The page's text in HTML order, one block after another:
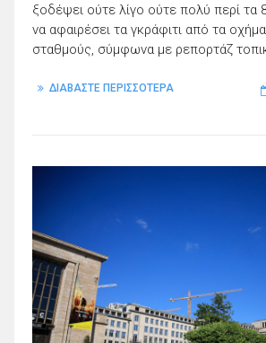
ξοδέψει ούτε λίγο ούτε πολύ περί τα
να αφαιρέσει τα γκράφιτι από τα
σταθμούς, σύμφωνα με ρεπορτάζ
ΔΙΑΒΑΣΤΕ ΠΕΡΙΣΣΟΤΕΡΑ